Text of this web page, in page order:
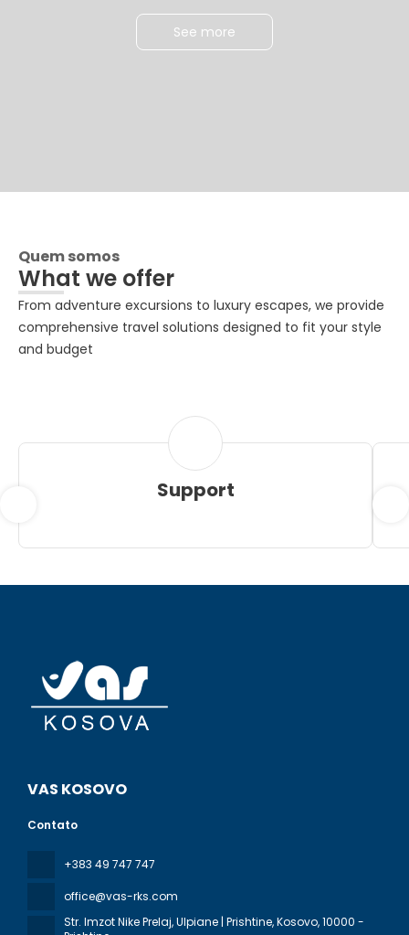
See more
Quem somos
What we offer
From adventure excursions to luxury escapes, we provide
comprehensive travel solutions designed to fit your style
and budget
Support
VAS KOSOVO
Contato
+383 49 747 747
office@vas-rks.com
Str. Imzot Nike Prelaj, Ulpiane | Prishtine, Kosovo, 10000 -